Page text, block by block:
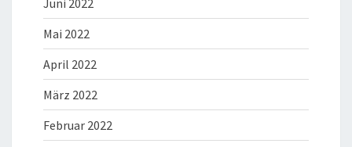
Juni 2022
Mai 2022
April 2022
März 2022
Februar 2022